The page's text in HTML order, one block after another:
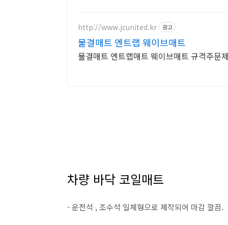
http://www.jcunited.kr 광고
물결매트 엔트랩 웨이브매트
물결매트 엔트랩매트 웨이브매트 규격주문
차량 바닥 코일매트
- 운전석 , 조수석 일체형으로 제작되어 마감 깔끔.